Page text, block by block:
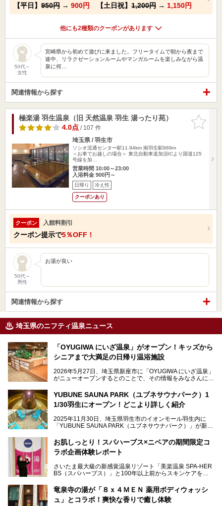
【平日】 950円 → 900円 【土日祝】 1,200円 → 1,150円
他にも2種類のクーポンがあります
50代～
女性
宮崎県から初めて遊びに来ました。フリータイムで朝から夜まで
途中、リラクゼーションルームやマンガルームを楽しみながら温
泉に何…
関連情報から探す
お気に入
りに追加
極楽湯 羽生温泉（旧 天然温泉 羽生 湯ったり苑）
4.0点/ 107 件
埼玉県 / 羽生市
ソシオ流通センター駅11.94km 南羽生駅869m
＜お車でお越しの場合＞ 東北自動車道加須ICより国道125
号線を加…
営業時間 10:00～23:00
入浴料金 900円～
日帰り 冷え性
クーポンあり
クーポン 入館料割引
クーポン提示で5％OFF！
50代～
男性
お湯が良い
関連情報から探す
埼玉県のニフティ温泉ニュース
「OYUGIWA にいざ温泉」がオープン！キッズから
シニアまで大満足の日帰り温浴施設
2026年5月27日、埼玉県新座市に「OYUGIWA にいざ温泉」
がニューオープンするとのことで、その情報をみなさんにい
メインとなる黒湯の天然温泉や本格的なサウナをはじめ、4
種類のリラックスルームやお食事処、他施設とは一線を画す
てきました！
YUBUNE SAUNA PARK（ユブネサウナパーク）1
1/30羽生にオープン！どこより詳しく紹介
2025年11月30日、埼玉県羽生市のイオンモール羽生内に
「YUBUNE SAUNA PARK（ユブネサウナパーク）」が新規
今年の4月1日から楽久屋グループの一員となった「湯舞音
（ユブネ）」が新ブランド「YUBUNE SAUNA PARK」を立
湯舞音らしいサウナにこだわった遊び心満点の"銭湯×屋外サ
ウナ"施設で、男女別のお風呂のほか、水着やサウナ着で楽
ど、ユニークなポイントがいっぱい！
オープン前取材に行ってきましたので、早速どこより詳しく
紹介しちゃいます！
お肌しっとり！スパハーブス×ニベアの期間限定コ
ラボ企画体験レポート
さいたま最大級の新感覚温泉リゾート「美楽温泉 SPA-HER
BS（スパハーブス）」と100年以上前からスキンケアを考
読者モデルやインスタグラマーとして活躍している、美容＆
スパ大好きの畑瀬愛さんと取材してきました。
竜泉寺の湯が「８ｘ４ＭＥＮ 薬用ボディウォッシ
ュ」とコラボ！爽快な香りで癒し体験